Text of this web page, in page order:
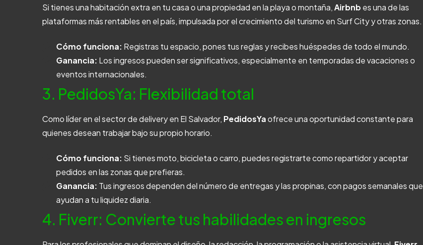
Si tienes una habitación extra en tu casa o una propiedad en la playa o montaña,Airbnbes una de las
plataformas más rentables en el país, impulsada por el crecimiento del turismo en Surf City y otras zonas.
Cómo funciona: Registras tu espacio, pones tus reglas y recibes huéspedes de todo el mundo.
Ganancia: Los ingresos pueden ser significativos, especialmente en temporadas de vacaciones o
eventos internacionales.
3. PedidosYa: Flexibilidad total
Como líder en el sector de delivery en El Salvador, PedidosYaofrece una oportunidad constante para
quienes desean trabajar bajo su propio horario.
Cómo funciona: Si tienes moto, bicicleta o carro, puedes registrarte como repartidor y aceptar
pedidos en las zonas que prefieras.
Ganancia: Tus ingresos dependen del número de entregas y las propinas, con pagos semanales que
ayudan a tu liquidez diaria.
4. Fiverr: Convierte tus habilidades en ingresos